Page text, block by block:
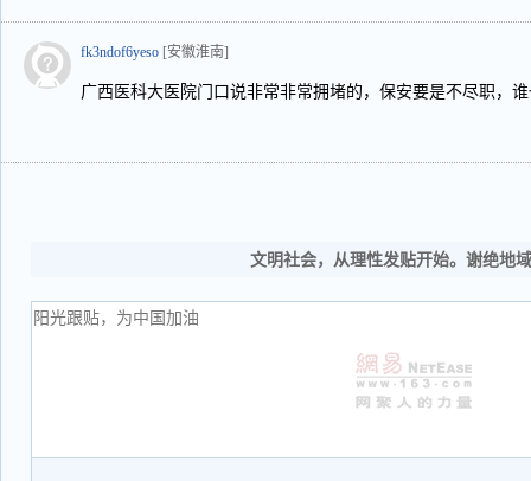
fk3ndof6yeso [安徽淮南]
广西医科大医院门口说非常非常拥堵的，保安要是不尽职，
文明社会，从理性发贴开始。谢绝地